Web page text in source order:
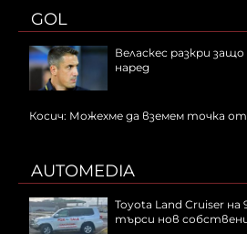
GOL
Веласкес разкри
наред
Косич: Можехме да вземем точка
AUTOMEDIA
Toyota Land Cruiser на
търси нов